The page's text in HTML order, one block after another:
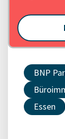
BNP
Essen